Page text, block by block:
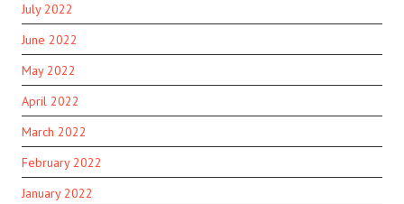
July 2022
June 2022
May 2022
April 2022
March 2022
February 2022
January 2022